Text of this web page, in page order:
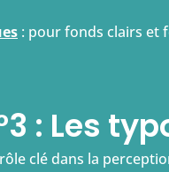
: pour fonds clairs et
: Les
clé dans la